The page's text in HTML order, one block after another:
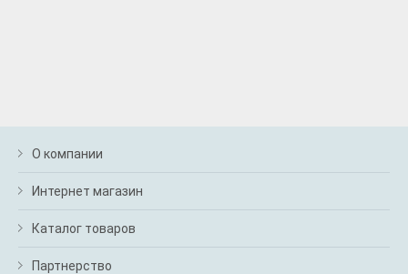
О компании
Интернет магазин
Каталог товаров
Партнерство